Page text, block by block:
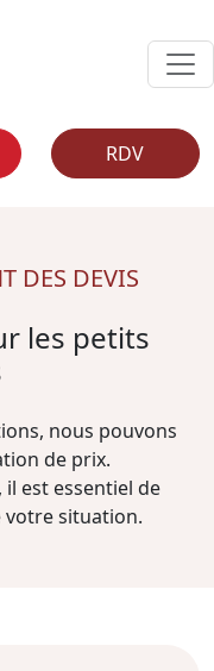
RDV
DES DEVIS
les petits
nous pouvons
de prix.
est essentiel de
votre situation.